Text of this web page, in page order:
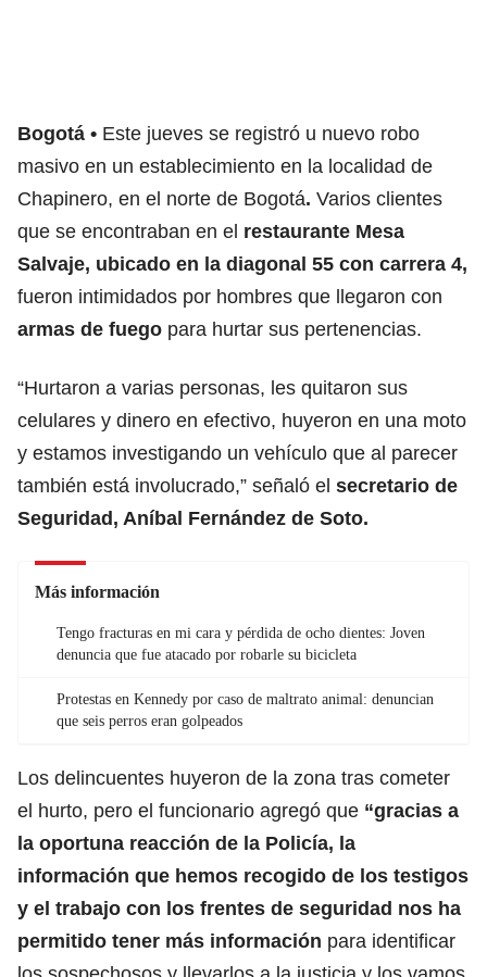
Bogotá
Este jueves se registró u nuevo robo
masivo en un establecimiento en la localidad de
Chapinero, en el norte de Bogotá. Varios clientes
que se encontraban en el restaurante Mesa
Salvaje, ubicado en la diagonal 55 con carrera 4,
fueron intimidados por hombres que llegaron con
armas de fuego para hurtar sus pertenencias.
“Hurtaron a varias personas, les quitaron sus
celulares y dinero en efectivo, huyeron en una moto
y estamos investigando un vehículo que al parecer
también está involucrado,” señaló el secretario de
Seguridad, Aníbal Fernández de Soto.
Más información
Tengo fracturas en mi cara y pérdida de ocho dientes: Joven
denuncia que fue atacado por robarle su bicicleta
Protestas en Kennedy por caso de maltrato animal: denuncian
que seis perros eran golpeados
Los delincuentes huyeron de la zona tras cometer
el hurto, pero el funcionario agregó que “gracias a
la oportuna reacción de la Policía, la
información que hemos recogido de los testigos
y el trabajo con los frentes de seguridad nos ha
permitido tener más información para identificar